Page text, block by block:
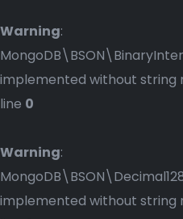
Warning:
implemented without string
line 0
Warning:
implemented without string